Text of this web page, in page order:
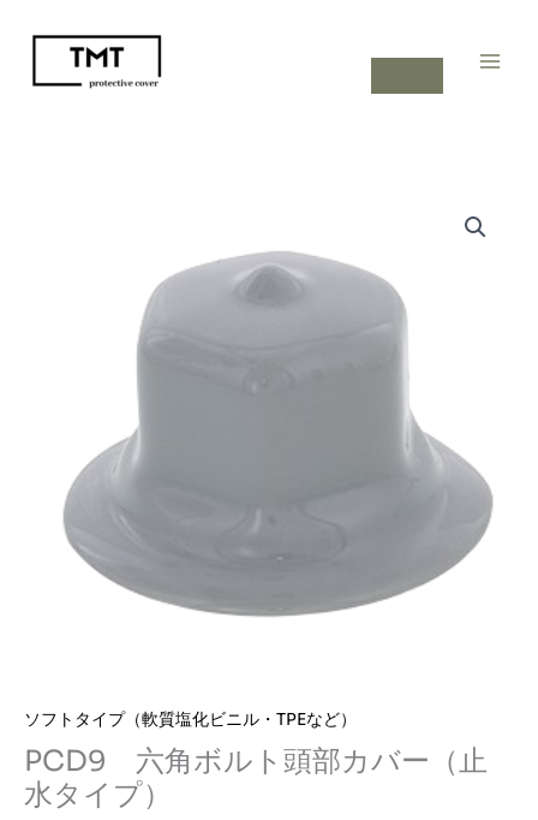
ソフトタイプ（軟質塩化ビニル・TPEなど）
PCD9 六角ボルト頭部カバー（止
水タイプ）